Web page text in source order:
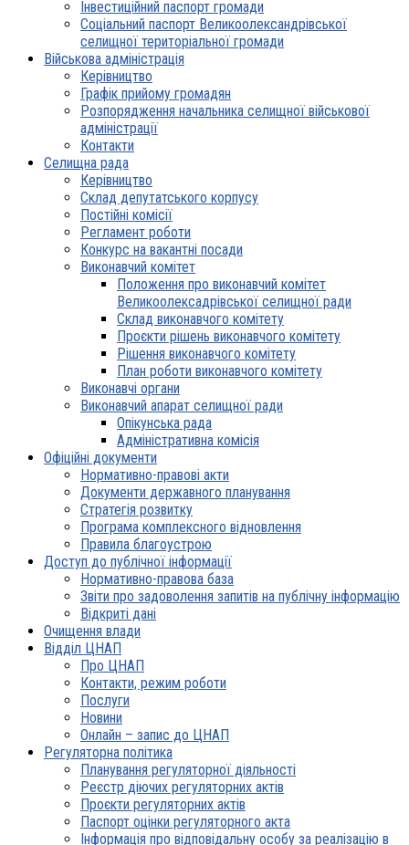
Інвестиційний паспорт громади
Соціальний паспорт Великоолександрівської
селищної територіальної громади
Військова адміністрація
Керівництво
Графік прийому громадян
Розпорядження начальника селищної військової
адміністрації
Контакти
Селищна рада
Керівництво
Склад депутатського корпусу
Постійні комісії
Регламент роботи
Конкурс на вакантні посади
Виконавчий комітет
Положення про виконавчий комітет
Великоолексадрівської селищної ради
Склад виконавчого комітету
Проєкти рішень виконавчого комітету
Рішення виконавчого комітету
План роботи виконавчого комітету
Виконавчі органи
Виконавчий апарат селищної ради
Опікунська рада
Адміністративна комісія
Офіційні документи
Нормативно-правові акти
Документи державного планування
Стратегія розвитку
Програма комплексного відновлення
Правила благоустрою
Доступ до публічної інформації
Нормативно-правова база
Звіти про задоволення запитів на публічну інформацію
Відкриті дані
Очищення влади
Відділ ЦНАП
Про ЦНАП
Контакти, режим роботи
Послуги
Новини
Онлайн – запис до ЦНАП
Регуляторна політика
Планування регуляторної діяльності
Реєстр діючих регуляторних актів
Проєкти регуляторних актів
Паспорт оцінки регуляторного акта
Інформація про відповідальну особу за реалізацію в